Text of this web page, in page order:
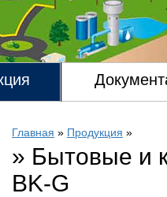
Главная » Продукция »
» Бытовые и
BK-G